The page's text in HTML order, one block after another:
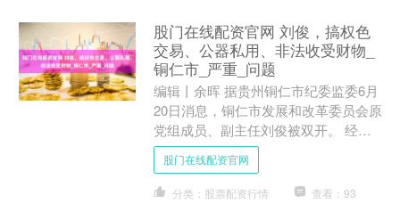
股门在线配资官网 刘俊，搞权色
交易、公器私用、非法收受财物_
铜仁市_严重_问题
编辑丨余晖 据贵州铜仁市纪委监委6月
20日消息，铜仁市发展和改革委员会原
党组成员、副主任刘俊被双开。 经
查，刘俊对党不忠诚不老实，对抗组织
审查；无视中央八项规定....
股门在线配资官网
分类：股票配资行情 查看：93